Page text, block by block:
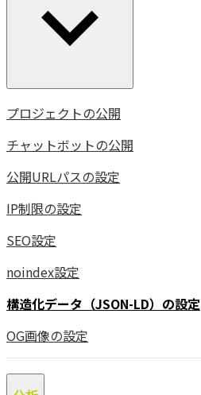
プロジェクトの公開
チャットボットの公開
公開URLパスの設定
IP制限の設定
SEO設定
noindex設定
構造化データ（JSON-LD）の設定
OG画像の設定